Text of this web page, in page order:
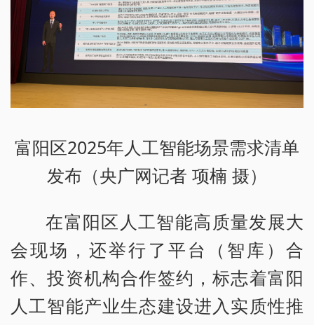
富阳区2025年人工智能场景需求清单
发布（央广网记者 项楠 摄）
在富阳区人工智能高质量发展大
会现场，还举行了平台（智库）合
作、投资机构合作签约，标志着富阳
人工智能产业生态建设进入实质性推